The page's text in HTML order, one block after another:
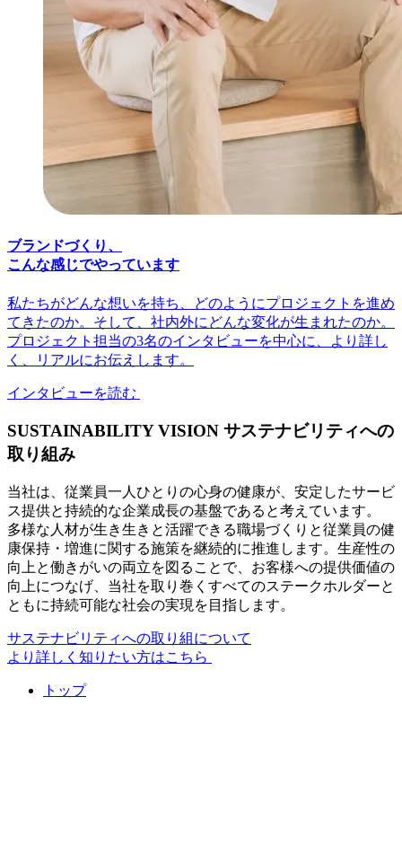
ブランドづくり、
こんな感じでやっています
私たちがどんな想いを持ち、どのようにプロジェクトを進め
てきたのか。そして、社内外にどんな変化が生まれたのか。
プロジェクト担当の3名のインタビューを中心に、より詳し
く、リアルにお伝えします。
インタビューを読む
SUSTAINABILITY VISION サステナビリティへの
取り組み
当社は、従業員一人ひとりの心身の健康が、安定したサービ
ス提供と持続的な企業成長の基盤であると考えています。
多様な人材が生き生きと活躍できる職場づくりと従業員の健
康保持・増進に関する施策を継続的に推進します。生産性の
向上と働きがいの両立を図ることで、お客様への提供価値の
向上につなげ、当社を取り巻くすべてのステークホルダーと
ともに持続可能な社会の実現を目指します。
サステナビリティへの取り組について
より詳しく知りたい方はこちら
トップ